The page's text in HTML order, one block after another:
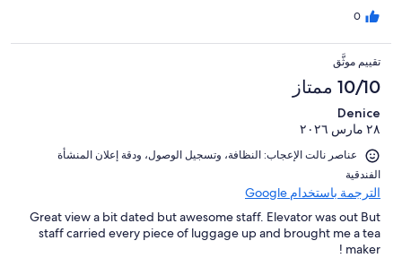
0
تقييم موثَّق
10/10 ممتاز
Denice
٢٨ مارس ٢٠٢٦
عناصر نالت الإعجاب: ⁦النظافة⁩، و⁦تسجيل الوصول⁩، و⁦دقة إعلان المنشأة
الفندقية⁩
الترجمة باستخدام Google
Great view a bit dated but awesome staff. Elevator was out But
staff carried every piece of luggage up and brought me a tea
maker !